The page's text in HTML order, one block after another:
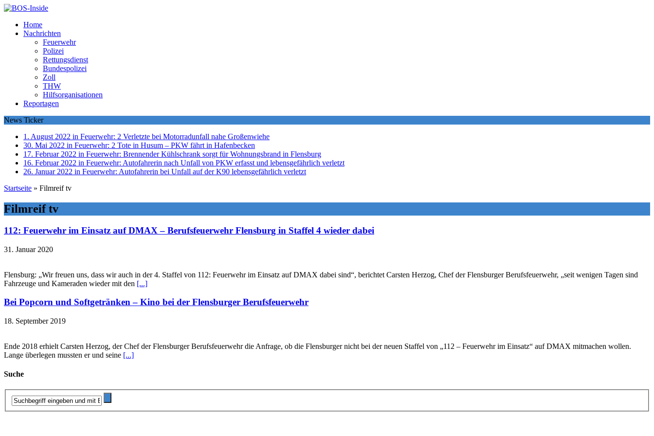
Home
Nachrichten
Feuerwehr
Polizei
Rettungsdienst
Bundespolizei
Zoll
THW
Hilfsorganisationen
Reportagen
News Ticker
1. August 2022 in Feuerwehr: 2 Verletzte bei Motorradunfall nahe Großenwiehe
30. Mai 2022 in Feuerwehr: 2 Tote in Husum – PKW fährt in Hafenbecken
17. Februar 2022 in Feuerwehr: Brennender Kühlschrank sorgt für Wohnungsbrand in Flensburg
16. Februar 2022 in Feuerwehr: Autofahrerin nach Unfall von PKW erfasst und lebensgefährlich verletzt
26. Januar 2022 in Feuerwehr: Autofahrerin bei Unfall auf der K90 lebensgefährlich verletzt
Startseite » Filmreif tv
Filmreif tv
112: Feuerwehr im Einsatz auf DMAX – Berufsfeuerwehr Flensburg in Staffel 4 wieder dabei
31. Januar 2020
Flensburg: „Wir freuen uns, dass wir auch in der 4. Staffel von 112: Feuerwehr im Einsatz auf DMAX dabei sind“, berichtet Carsten Herzog, Chef der Flensburger Berufsfeuerwehr, „seit wenigen Tagen sind
Fahrzeuge und Kameraden wieder mit den [...]
Bei Popcorn und Softgetränken – Kino bei der Flensburger Berufsfeuerwehr
18. September 2019
Ende 2018 erhielt Carsten Herzog, der Chef der Flensburger Berufsfeuerwehr die Anfrage, ob die Flensburger nicht bei der neuen Staffel von „112 – Feuerwehr im Einsatz“ auf DMAX mitmachen wollen.
Lange überlegen mussten er und seine [...]
Suche